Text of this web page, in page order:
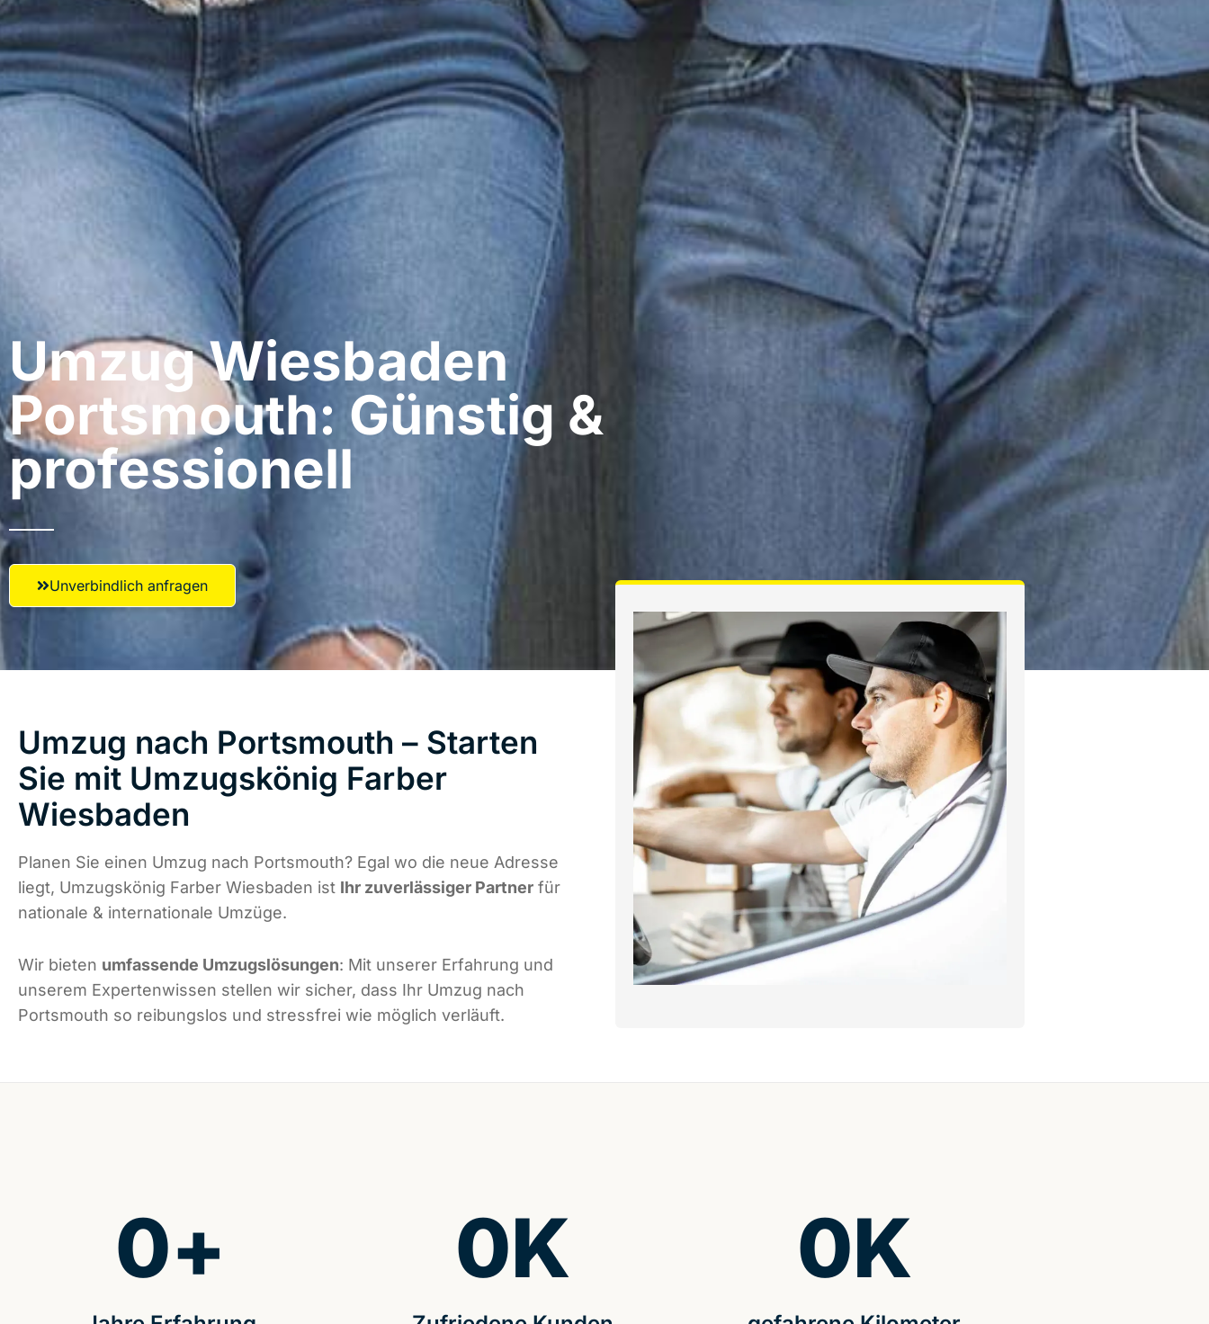
Umzug Wiesbaden​
Portsmouth: Günstig &
professionell​
Unverbindlich anfragen
Umzug nach Portsmouth – Starten
Sie mit Umzugskönig Farber
Wiesbaden
Planen Sie einen Umzug nach Portsmouth? Egal wo die neue Adresse
liegt, Umzugskönig Farber Wiesbaden ist Ihr zuverlässiger Partner für
nationale & internationale Umzüge.
Wir bieten umfassende Umzugslösungen: Mit unserer Erfahrung und
unserem Expertenwissen stellen wir sicher, dass Ihr Umzug nach
Portsmouth so reibungslos und stressfrei wie möglich verläuft.
0+ 0K 0K